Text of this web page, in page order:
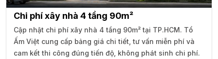
Chi phí xây nhà 4 tầng 90m²
Cập nhật chi phí xây nhà 4 tầng 90m² tại TP.HCM. Tổ
Ấm Việt cung cấp bảng giá chi tiết, tư vấn miễn phí và
cam kết thi công đúng tiến độ, không phát sinh chi phí.